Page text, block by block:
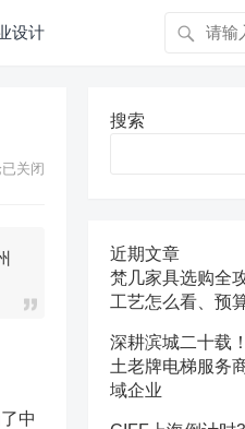
设计
关闭
中
搜索
近期文章
梵几家具选购全
工艺怎么看、预
深耕滨城二十载
土老牌电梯服务
域企业